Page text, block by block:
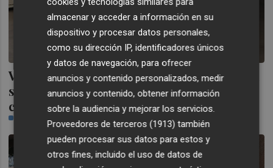
Vila-real destinará 20.000 euros al control
sostenible de plagas agrícolas como el
cotonet
almacenar y acceder a información en su
dispositivo y procesar datos personales,
como su dirección IP, identificadores únicos
y datos de navegación, para ofrecer
anuncios y contenido personalizados, medir
anuncios y contenido, obtener información
sobre la audiencia y mejorar los servicios.
Proveedores de terceros (1913) también
pueden procesar sus datos para estos y
otros fines, incluido el uso de datos de